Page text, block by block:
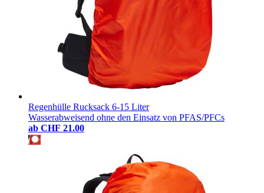
Regenhülle Rucksack 6-15 Liter
Wasserabweisend ohne den Einsatz von PFAS/PFCs
ab CHF 21.00